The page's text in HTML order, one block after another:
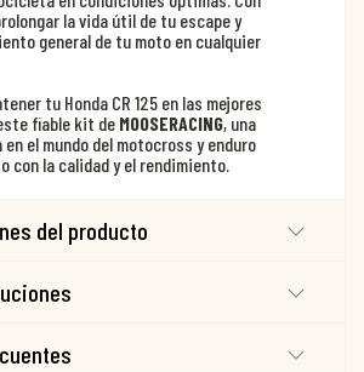
la vida útil de tu escape y
general de tu moto en cualquier
tu Honda CR 125 en las mejores
fiable kit de MOOSERACING, una
el mundo del motocross y enduro
con la calidad y el rendimiento.
del producto